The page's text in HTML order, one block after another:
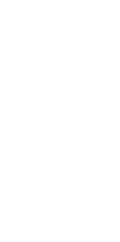
nhà hàng sang
khách những trải
được thoải mái
ăn hấp dẫn là